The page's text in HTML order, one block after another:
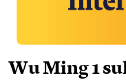
Wu Ming 1